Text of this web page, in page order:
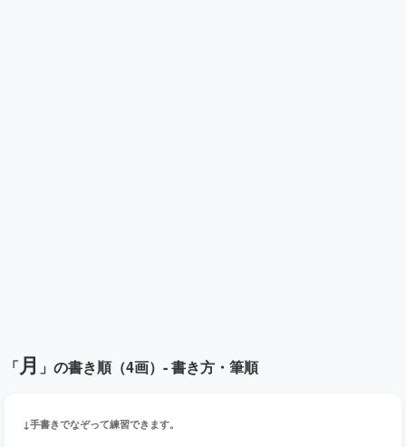
「月 」の書き順（4画）- 書き方・筆順
↓手書きでなぞって練習できます。